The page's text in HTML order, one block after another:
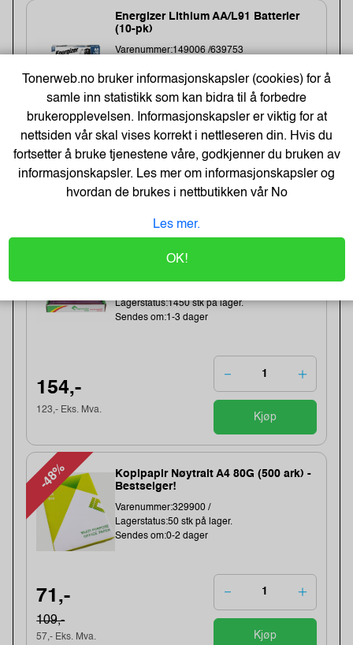
Energizer Lithium AA/L91 Batterier
(10-pk)
Varenummer:149006 /639753
Sendes om:0-2 dager
261,-
209,- Eks. Mva.
Kjøp
Cateringfilm Wrapmaster1000
Lagerstatus:1450 stk på lager.
Sendes om:1-3 dager
154,-
123,- Eks. Mva.
Kjøp
-48%
Kopipapir Nøytralt A4 80G (500 ark) -
Bestselger!
Varenummer:329900 /
Lagerstatus:50 stk på lager.
Sendes om:0-2 dager
71,-
109,-
57,- Eks. Mva. Kjøp
Tonerweb.no bruker informasjonskapsler (cookies) for å
samle inn statistikk som kan bidra til å forbedre
brukeropplevelsen. Informasjonskapsler er viktig for at
nettsiden vår skal vises korrekt i nettleseren din. Hvis du
fortsetter å bruke tjenestene våre, godkjenner du bruken av
informasjonskapsler. Les mer om informasjonskapsler og
hvordan de brukes i nettbutikken vårNo
Les mer.
OK!